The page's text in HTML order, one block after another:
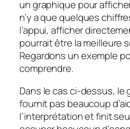
un graphique pour
n’y a que quelques
l’appui, afficher
pourrait être la meilleure
Regardons un exemple
comprendre.
Dans le cas ci-dessus, le
fournit pas beaucoup
l’interprétation et finit